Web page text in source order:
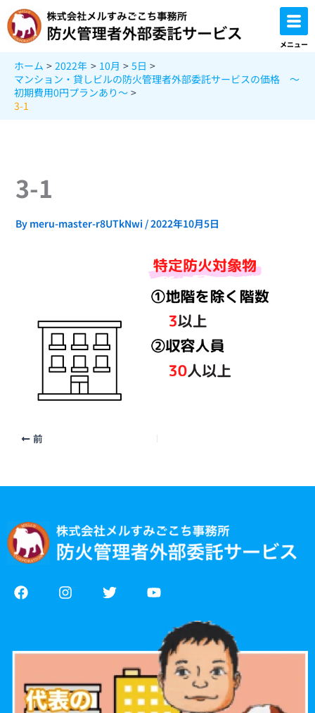
容
を
メニュー
ホーム 2022年 10月
5日
マンション・貸しビルの防火管理者外部委託サービスの価格 ～
初期費用0円プランあり～
3-1
3-1
By meru-master-r8UTkNwi /2022年10月5日
前
F
a
o
k
I
n
g
a
m
T
w
e
Y
o
u
b
e